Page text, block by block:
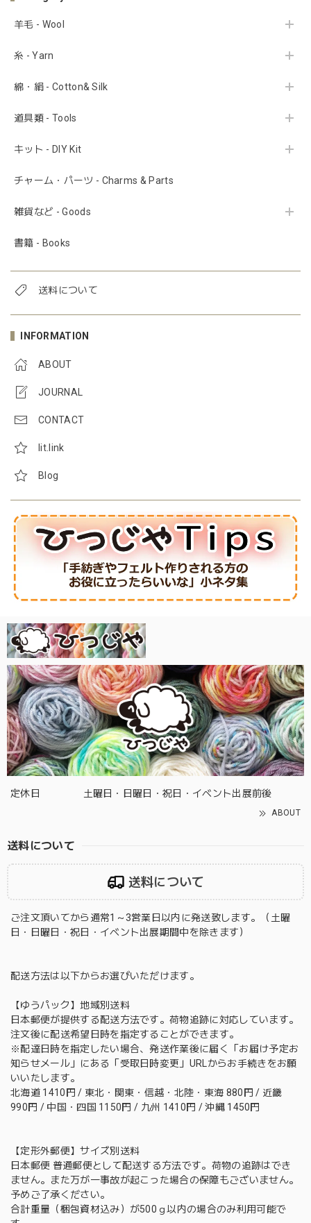
羊毛 - Wool
糸 - Yarn
綿・絹 - Cotton& Silk
道具類 - Tools
キット - DIY Kit
チャーム・パーツ - Charms & Parts
雑貨など - Goods
書籍 - Books
送料について
INFORMATION
ABOUT
JOURNAL
CONTACT
lit.link
Blog
定休日 土曜日・日曜日・祝日・イベント出展前後
ABOUT
送料について
送料について
ご注文頂いてから通常1～3営業日以内に発送致します。（土曜
日・日曜日・祝日・イベント出展期間中を除きます）
配送方法は以下からお選びいただけます。
【ゆうパック】地域別送料
日本郵便が提供する配送方法です。荷物追跡に対応しています。
注文後に配送希望日時を指定することができます。
※配達日時を指定したい場合、発送作業後に届く「お届け予定お
知らせメール」にある「受取日時変更」URLからお手続きをお願
いいたします。
北海道 1410円 / 東北・関東・信越・北陸・東海 880円 / 近畿
990円 / 中国・四国 1150円 / 九州 1410円 / 沖縄 1450円
【定形外郵便】サイズ別送料
日本郵便 普通郵便として配送する方法です。荷物の追跡はでき
ません。また万が一事故が起こった場合の保障もございません。
予めご了承ください。
合計重量（梱包資材込み）が500ｇ以内の場合のみ利用可能で